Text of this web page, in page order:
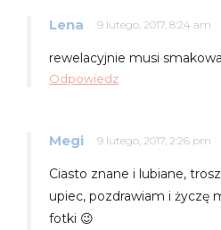
Lena 9 lutego, 2017, 8:24 am
rewelacyjnie musi
Odpowiedz
Megi 9 lutego, 2017, 2:26 pm
Ciasto znane i lubiane,
upiec, pozdrawiam i życzę
fotki 😉